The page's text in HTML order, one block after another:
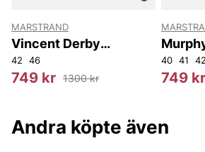
MARSTRAND
Vincent Derby
Marstrand Sko
42 46
749 kr 1300 kr
40 41 42
749 kr
Andra köpte även